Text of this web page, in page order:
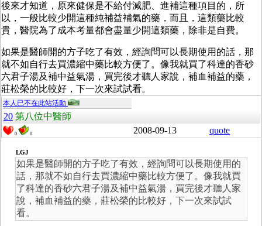
後來才知道，原來健保是不給付減肥、進補這種項目的，所
以，一般比較少開這種純補益補氣的藥，而且，這類藥比較
貴，醫院為了成本考量都會盡量少開這類藥，除非是自費。
如果是醫師開的方子吃了有效，經詢問可以長期使用的話，那
就不如自行去買濃縮中藥比較方便了。像我就買了科達的香砂
六君子湯及補中益氣湯，買完後才聽人家說，補血補益的藥，
莊松榮的比較好，下一次來試試看。
本人已不在此站活動
20 第八位中醫師
0 0 2008-09-13 quote
LGJ
如果是醫師開的方子吃了有效，經詢問可以長期使用的
話，那就不如自行去買濃縮中藥比較方便了。像我就買
了科達的香砂六君子湯及補中益氣湯，買完後才聽人家
說，補血補益的藥，莊松榮的比較好，下一次來試試
看。